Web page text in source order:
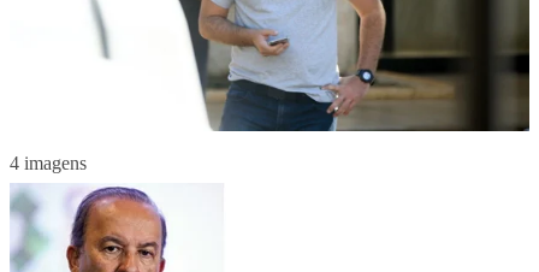
4 imagens